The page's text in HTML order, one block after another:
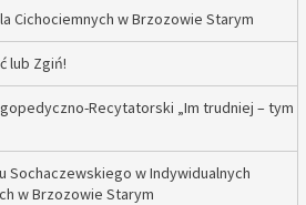
Cichociemnych w Brzozowie Starym
lub Zgiń!
Recytatorski „Im trudniej – tym
Sochaczewskiego w Indywidualnych
w Brzozowie Starym